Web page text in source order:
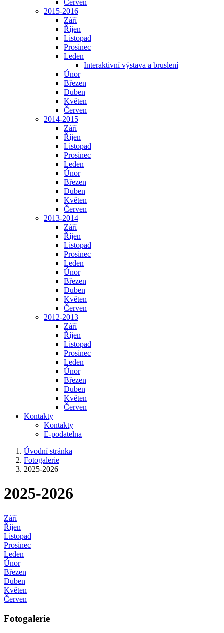
Červen
2015-2016
Září
Říjen
Listopad
Prosinec
Leden
Interaktivní výstava a bruslení
Únor
Březen
Duben
Květen
Červen
2014-2015
Září
Říjen
Listopad
Prosinec
Leden
Únor
Březen
Duben
Květen
Červen
2013-2014
Září
Říjen
Listopad
Prosinec
Leden
Únor
Březen
Duben
Květen
Červen
2012-2013
Září
Říjen
Listopad
Prosinec
Leden
Únor
Březen
Duben
Květen
Červen
Kontakty
Kontakty
E-podatelna
Úvodní stránka
Fotogalerie
2025-2026
2025-2026
Září
Říjen
Listopad
Prosinec
Leden
Únor
Březen
Duben
Květen
Červen
Fotogalerie